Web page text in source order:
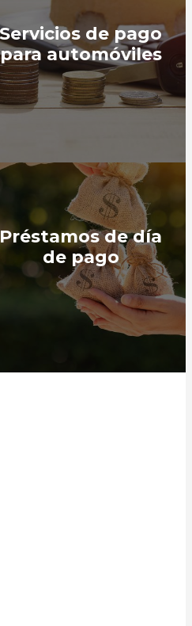
Servicios de pago
para automóviles
Préstamos de día
de pago